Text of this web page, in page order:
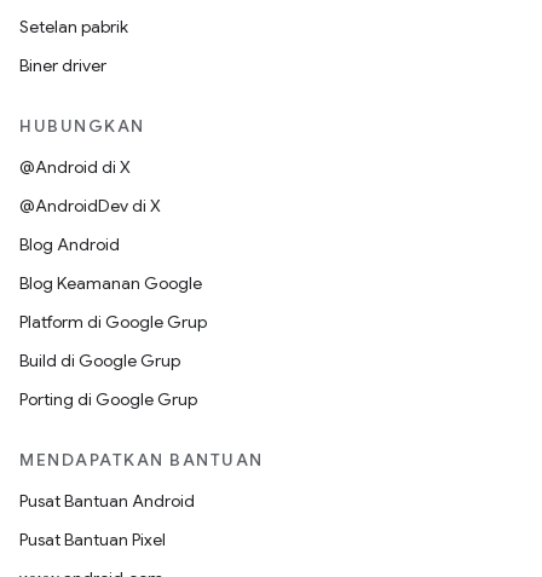
Setelan pabrik
Biner driver
HUBUNGKAN
@Android di X
@AndroidDev di X
Blog Android
Blog Keamanan Google
Platform di Google Grup
Build di Google Grup
Porting di Google Grup
MENDAPATKAN BANTUAN
Pusat Bantuan Android
Pusat Bantuan Pixel